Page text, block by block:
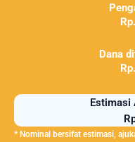
Dana
Estimasi
* Nominal bersifat estimasi,